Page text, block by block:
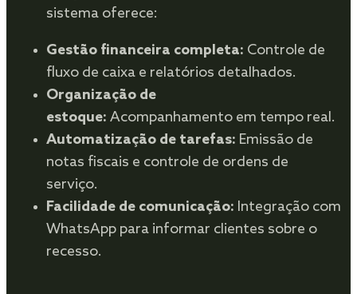
sistema oferece:
Gestão financeira completa: Controle de
fluxo de caixa e relatórios detalhados.
Organização de
estoque: Acompanhamento em tempo real.
Automatização de tarefas: Emissão de
notas fiscais e controle de ordens de
serviço.
Facilidade de comunicação: Integração com
WhatsApp para informar clientes sobre o
recesso.